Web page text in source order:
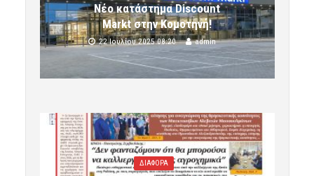
Νέο κατάστημα Discount
Markt στην Κομοτηνή!
22 Ιουλίου 2025 08:20 admin
ΔΙΑΦΟΡΑ